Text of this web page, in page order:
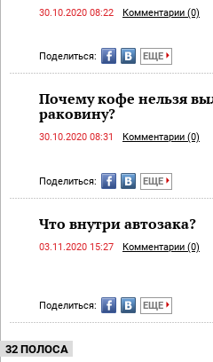
30.10.2020 08:22 Комментарии (0)
Поделиться: ЕЩЕ
Почему кофе нельзя
раковину?
30.10.2020 08:31 Комментарии (0)
Поделиться: ЕЩЕ
Что внутри автозака?
03.11.2020 15:27 Комментарии (0)
Поделиться: ЕЩЕ
32 ПОЛОСА